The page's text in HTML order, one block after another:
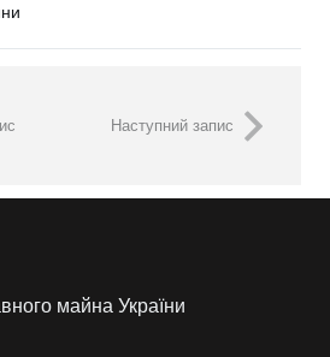
Наступний запис
майна України